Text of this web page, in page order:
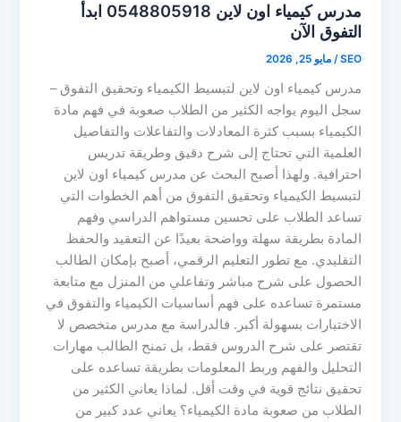
مدرس كيمياء اون لاين 0548805918 ابدأ
التفوق الآن
SEO
/مايو 25, 2026
مدرس كيمياء اون لاين لتبسيط الكيمياء وتحقيق التفوق –
سجل اليوم يواجه الكثير من الطلاب صعوبة في فهم مادة
الكيمياء بسبب كثرة المعادلات والتفاعلات والتفاصيل
العلمية التي تحتاج إلى شرح دقيق وطريقة تدريس
احترافية. ولهذا أصبح البحث عن مدرس كيمياء اون لاين
لتبسيط الكيمياء وتحقيق التفوق من أهم الخطوات التي
تساعد الطلاب على تحسين مستواهم الدراسي وفهم
المادة بطريقة سهلة وواضحة بعيدًا عن التعقيد والحفظ
التقليدي. مع تطور التعليم الرقمي، أصبح بإمكان الطالب
الحصول على شرح مباشر وتفاعلي من المنزل مع متابعة
مستمرة تساعده على فهم أساسيات الكيمياء والتفوق في
الاختبارات بسهولة أكبر. فالدراسة مع مدرس متخصص لا
تقتصر على شرح الدروس فقط، بل تمنح الطالب مهارات
التحليل والفهم وربط المعلومات بطريقة تساعده على
تحقيق نتائج قوية في وقت أقل. لماذا يعاني الكثير من
الطلاب من صعوبة مادة الكيمياء؟ يعاني عدد كبير من